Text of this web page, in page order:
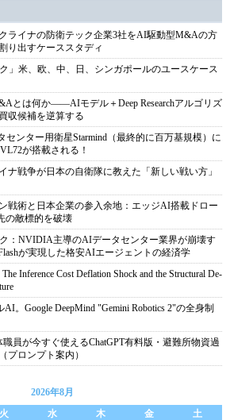
ライナの防衛テック企業3社をAI駆動型M&Aの方
り出すケーススタディ
」米、欧、中、日、シンガポールのユースケース
とは何か――AIモデル＋Deep Researchアルゴリズ
収候補を逆算する
ンター用衛星Starmind（最終的に百万基規模）に
が搭載される！
ナ戦争が日本の自衛隊に教えた「新しい戦い方」
戦術と日本企業の参入余地：エッジAI搭載ドロー
の敵標的を破壊
ク：NVIDIA主導のAIデータセンター業界が崩壊す
が実現した格安AIエージェントの経済学
Inference Cost Deflation Shock and the Structural De-
。Google DeepMind "Gemini Robotics 2"の全身制
員が今すぐ使えるChatGPT有料版・避難所物資過
プロンプト案内）
2026年8月
火 水 木 金
土